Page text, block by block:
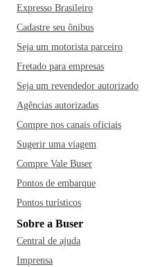
Expresso Brasileiro
Cadastre seu ônibus
Seja um motorista parceiro
Fretado para empresas
Seja um revendedor autorizado
Agências autorizadas
Compre nos canais oficiais
Sugerir uma viagem
Compre Vale Buser
Pontos de embarque
Pontos turísticos
Sobre a Buser
Central de ajuda
Imprensa